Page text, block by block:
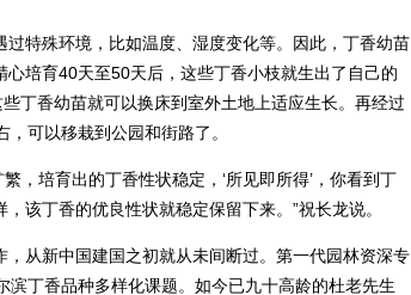
殊环境，比如温度、湿度变化等。因此，丁香幼苗
培育40天至50天后，这些丁香小枝就生出了自己的
丁香幼苗就可以换床到室外土地上适应生长。再经过
可以移栽到公园和街路了。
培育出的丁香性状稳定，‘所见即所得’，你看到丁
该丁香的优良性状就稳定保留下来。”祝长龙说。
新中国建国之初就从未间断过。第一代园林资深专
丁香品种多样化课题。如今已九十高龄的杜老先生